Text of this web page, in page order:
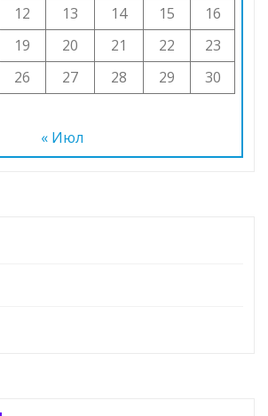
12 13 14 15
16
19 20 21 22
23
26 27 28 29
30
« Июл